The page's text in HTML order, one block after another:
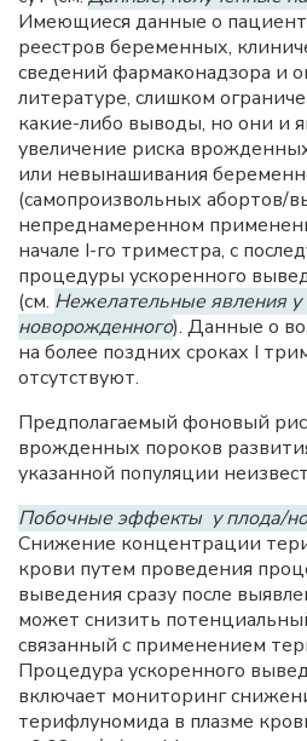
Имеющиеся данные о
реестров беременных,
сведений фармаконадзора и
литературе, слишком
какие-либо выводы, но они и
увеличение риска
или невынашивания
(самопроизвольных абортов/
непреднамеренном
начале I-го триместра, с
процедуры ускоренного
(см. Нежелательные явления у
новорожденного). Данные о
на более поздних сроках I
отсутствуют.
Предполагаемый фоновый
врожденных пороков
указанной популяции
Побочные эффекты у плода/
Снижение концентрации
крови путем проведения
выведения сразу после
может снизить
связанный с применением
Процедура ускоренного
включает мониторинг
терифлуномида в плазме